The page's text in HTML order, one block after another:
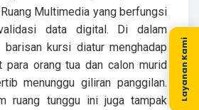
Multimedia yang berfungsi
data digital. Di dalam
barisan kursi diatur menghadap
para orang tua dan calon murid
menunggu giliran panggilan.
ruang tunggu ini juga tampak
Layanan Kami